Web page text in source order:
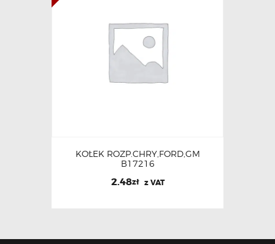
KOŁEK ROZP.CHRY,FORD,GM
B17216
2.48zł z VAT